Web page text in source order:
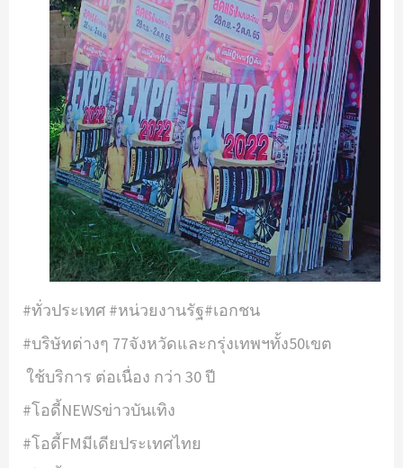
#ทั่วประเทศ #หน่วยงานรัฐ#เอกชน
#บริษัทต่างๆ 77จังหวัดและกรุ่งเทพฯทั้ง50เขต
ใช้บริการ ต่อเนื่อง กว่า 30 ปี
#โอดี้NEWSข่าวบันเทิง
#โอดี้FMมีเดียประเทศไทย